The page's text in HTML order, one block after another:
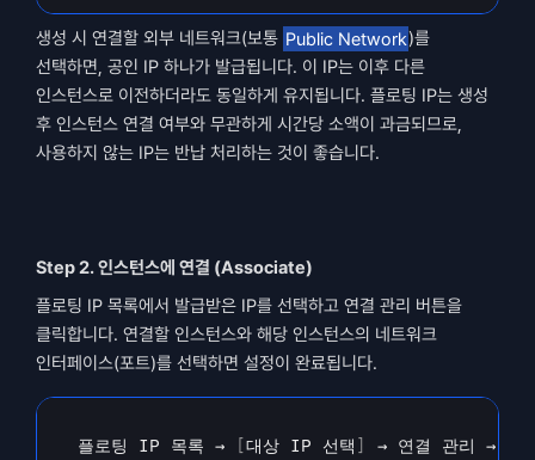
생성 시 연결할 외부 네트워크(보통 Public Network)를
선택하면, 공인 IP 하나가 발급됩니다. 이 IP는 이후 다른
인스턴스로 이전하더라도 동일하게 유지됩니다. 플로팅 IP는 생성
후 인스턴스 연결 여부와 무관하게 시간당 소액이 과금되므로,
사용하지 않는 IP는 반납 처리하는 것이 좋습니다.
Step 2. 인스턴스에 연결 (Associate)
플로팅 IP 목록에서 발급받은 IP를 선택하고 연결 관리 버튼을
클릭합니다. 연결할 인스턴스와 해당 인스턴스의 네트워크
인터페이스(포트)를 선택하면 설정이 완료됩니다.
플로팅 IP 목록 → [대상 IP 선택 ] → 연결 관리 →